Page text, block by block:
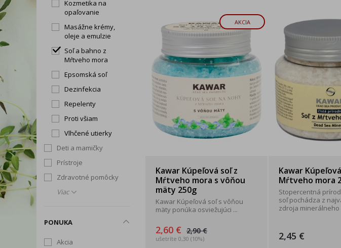
Kozmetika na
opaľovanie
Masážne krémy,
oleje a emulzie
Soľ a bahno z
Mŕtveho mora
Epsomská soľ
Dezinfekcia
Repelenty
Proti všiam
Vlhčené utierky
Deti a mamičky
Prístroje
Zdravotné pomôcky
Viac
PONUKA
Akcia
AKCIA
Kawar Kúpeľová soľ z
Mŕtveho mora s vôňou
mäty 250g
Kawar Kúpeľová soľ s vôňou
mäty ponúka osviežujúci ...
2,60 € 2,90 €
ušetríte 0,30 (10%)
Kawar
Mŕtveho mora
Stopercentná
soľ pochádza z
zdroja minerálneho
2,45 €